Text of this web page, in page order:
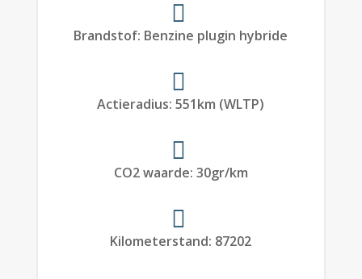
Brandstof: Benzine plugin hybride
Actieradius:551km (WLTP)
CO2 waarde: 30gr/km
Kilometerstand: 87202